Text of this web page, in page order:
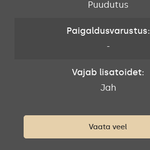
Puudutus
Paigaldusvarustus:
-
Vajab lisatoidet:
Jah
Vaata veel